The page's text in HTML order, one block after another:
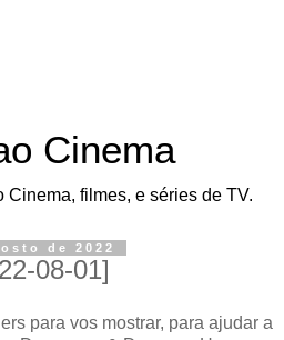
Cinema
Cinema, filmes, e séries de TV.
de 2022
08-01]
para vos mostrar, para ajudar a